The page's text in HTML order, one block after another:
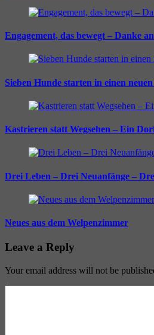
Engagement, das bewegt – Danke
Sieben Hunde starten in einen
Kastrieren statt Wegsehen – Ein
Drei Leben – Drei Neuanfänge –
Neues aus dem Welpenzimmer
Leave a Reply
Your email address will not be